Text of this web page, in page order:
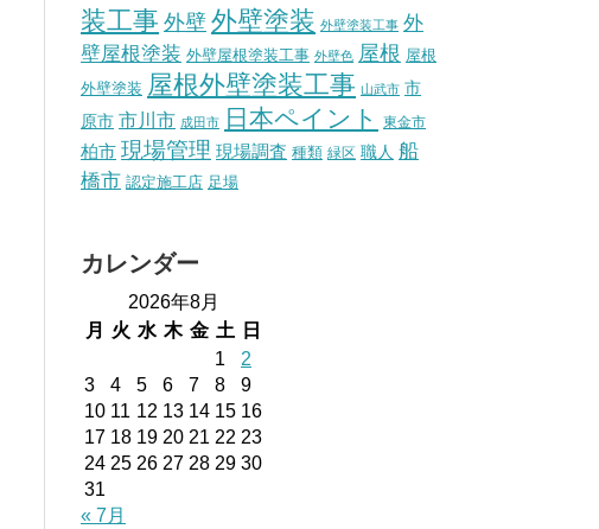
装工事 外壁 外壁塗装 外壁塗装工事 外
壁屋根塗装 外壁屋根塗装工事 外壁色 屋根 屋根
外壁塗装 屋根外壁塗装工事 山武市 市
原市 市川市 成田市 日本ペイント 東金市
柏市 現場管理 現場調査 種類 緑区 職人 船
橋市 認定施工店 足場
カレンダー
2026年8月
月
火 水 木 金 土
日
1
2
3
4 5 6 7 8
9
10 11 12 13 14 15 16
17 18 19 20 21 22 23
24 25 26 27 28 29 30
31
« 7月